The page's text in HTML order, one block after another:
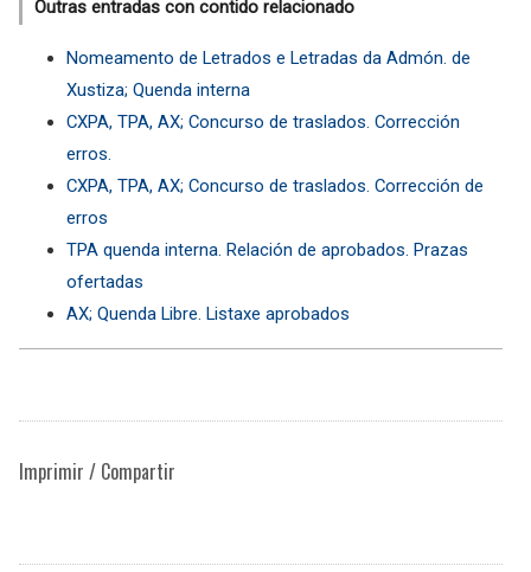
Outras entradas con contido relacionado
Nomeamento de Letrados e Letradas da Admón. de
Xustiza; Quenda interna
CXPA, TPA, AX; Concurso de traslados. Corrección
erros.
CXPA, TPA, AX; Concurso de traslados. Corrección de
erros
TPA quenda interna. Relación de aprobados. Prazas
ofertadas
AX; Quenda Libre. Listaxe aprobados
Imprimir / Compartir